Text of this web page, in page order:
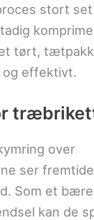
stort set
tørt,
effektivt.
over
ser
Som et
kan de